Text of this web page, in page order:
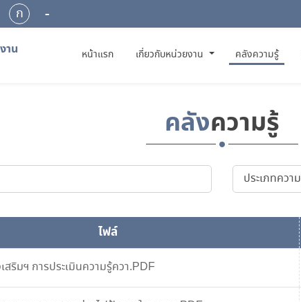
ก -
าน หน้าแรก(CURRENT)
เกี่ยวกับหน่วยงาน คลังความรู้
คลังความรู้
ไฟล์
สริมฯ การประเมินความรู้ควา.PDF